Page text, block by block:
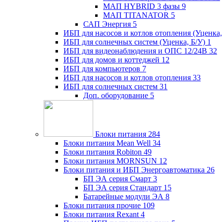
МАП HYBRID 3 фазы 9
МАП TITANATOR 5
САП Энергия 5
ИБП для насосов и котлов отопления
ИБП для солнечных систем (Уценка, Б/У) 1
ИБП для видеонаблюдения и ОПС 12/24В 32
ИБП для домов и коттеджей 12
ИБП для компьютеров 7
ИБП для насосов и котлов отопления 33
ИБП для солнечных систем 31
Доп. оборудование 5
Блоки питания 284
Блоки питания Mean Well 34
Блоки питания Robiton 49
Блоки питания MORNSUN 12
Блоки питания и ИБП Энергоавтоматика 26
БП ЭА серия Смарт 3
БП ЭА серия Стандарт 15
Батарейные модули ЭА 8
Блоки питания прочие 109
Блоки питания Rexant 4